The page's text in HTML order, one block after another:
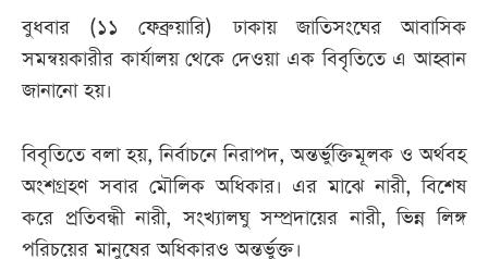
পেপার
বুধবার (১১ ফেব্রুয়ারি) ঢাকায় জাতিসংঘের আবাসিক
সমন্বয়কারীর কার্যালয় থেকে দেওয়া এক বিবৃতিতে এ আহ্বান
জানানো হয়।
বিবৃতিতে বলা হয়, নির্বাচনে নিরাপদ, অন্তর্ভুক্তিমূলক ও অর্থবহ
অংশগ্রহণ সবার মৌলিক অধিকার। এর মাঝে নারী, বিশেষ
করে প্রতিবন্ধী নারী, সংখ্যালঘু সম্প্রদায়ের নারী, ভিন্ন লিঙ্গ
পরিচয়ের মানুষের অধিকারও অন্তর্ভুক্ত।